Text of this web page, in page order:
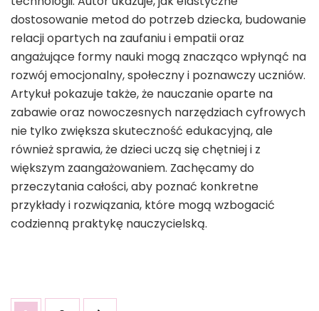
dostosowanie metod do potrzeb dziecka, budowanie
relacji opartych na zaufaniu i empatii oraz
angażujące formy nauki mogą znacząco wpłynąć na
rozwój emocjonalny, społeczny i poznawczy uczniów.
Artykuł pokazuje także, że nauczanie oparte na
zabawie oraz nowoczesnych narzędziach cyfrowych
nie tylko zwiększa skuteczność edukacyjną, ale
również sprawia, że dzieci uczą się chętniej i z
większym zaangażowaniem. Zachęcamy do
przeczytania całości, aby poznać konkretne
przykłady i rozwiązania, które mogą wzbogacić
codzienną praktykę nauczycielską.
Stronicowanie